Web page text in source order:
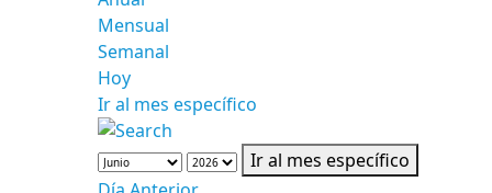
Mensual
Semanal
Hoy
Ir al mes específico
Ir al mes específico